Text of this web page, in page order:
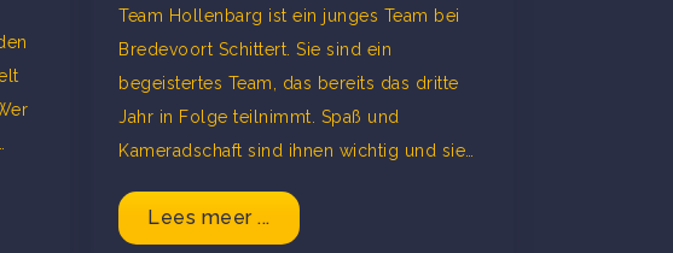
Team Hollenbarg ist ein junges Team bei
Bredevoort Schittert. Sie sind ein
begeistertes Team, das bereits das dritte
Jahr in Folge teilnimmt. Spaß und
Kameradschaft sind ihnen wichtig und sie…
Lees meer ...